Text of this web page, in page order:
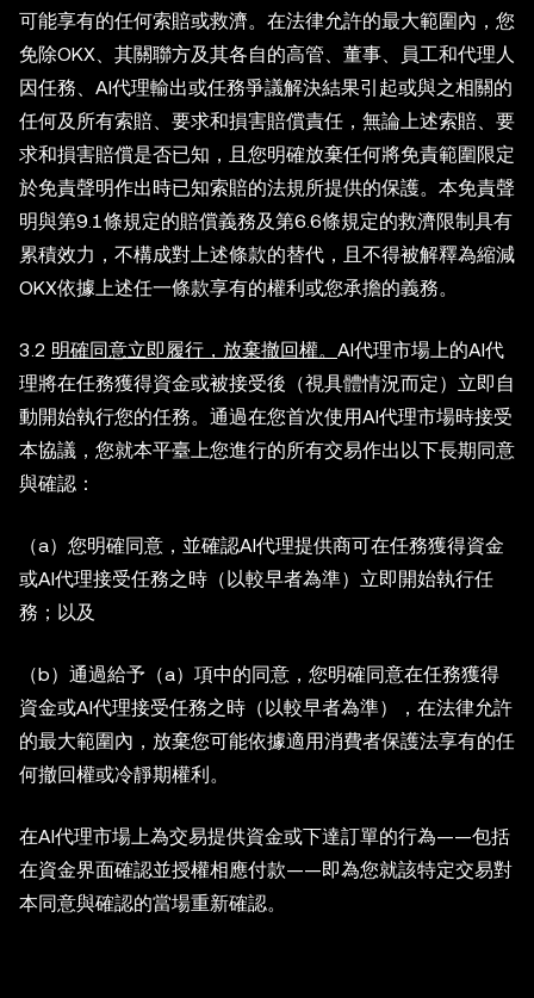
可能享有的任何索賠或救濟。在法律允許的最大範圍內，您
免除OKX、其關聯方及其各自的高管、董事、員工和代理人
因任務、AI代理輸出或任務爭議解決結果引起或與之相關的
任何及所有索賠、要求和損害賠償責任，無論上述索賠、要
求和損害賠償是否已知，且您明確放棄任何將免責範圍限定
於免責聲明作出時已知索賠的法規所提供的保護。本免責聲
明與第9.1條規定的賠償義務及第6.6條規定的救濟限制具有
累積效力，不構成對上述條款的替代，且不得被解釋為縮減
OKX依據上述任一條款享有的權利或您承擔的義務。
3.2 明確同意立即履行，放棄撤回權。 AI代理市場上的AI代
理將在任務獲得資金或被接受後（視具體情況而定）立即自
動開始執行您的任務。通過在您首次使用AI代理市場時接受
本協議，您就本平臺上您進行的所有交易作出以下長期同意
與確認：
（a）您明確同意，並確認AI代理提供商可在任務獲得資金
或AI代理接受任務之時（以較早者為準）立即開始執行任
務；以及
（b）通過給予（a）項中的同意，您明確同意在任務獲得
資金或AI代理接受任務之時（以較早者為準），在法律允許
的最大範圍內，放棄您可能依據適用消費者保護法享有的任
何撤回權或冷靜期權利。
在AI代理市場上為交易提供資金或下達訂單的行為——包括
在資金界面確認並授權相應付款——即為您就該特定交易對
本同意與確認的當場重新確認。